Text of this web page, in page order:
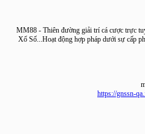
MM88 - Thiên đường giải trí cá cược
Xổ Số...Hoạt động hợp pháp dưới sự
https://